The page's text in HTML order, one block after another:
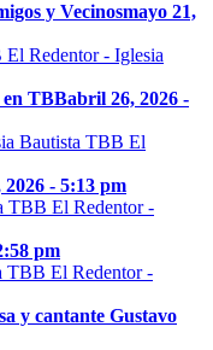
y Vecinosmayo 21,
en TBBabril 26, 2026 -
- 5:13 pm
pm
y cantante Gustavo